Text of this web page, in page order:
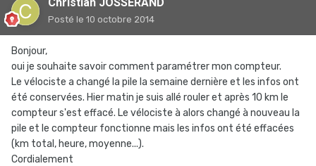
Posté le 10 octobre 2014
Bonjour,
oui je souhaite savoir comment paramétrer mon compteur.
Le vélociste a changé la pile la semaine dernière et les infos ont
été conservées. Hier matin je suis allé rouler et après 10 km le
compteur s'est effacé. Le vélociste à alors changé à nouveau la
pile et le compteur fonctionne mais les infos ont été effacées
(km total, heure, moyenne...).
Cordialement